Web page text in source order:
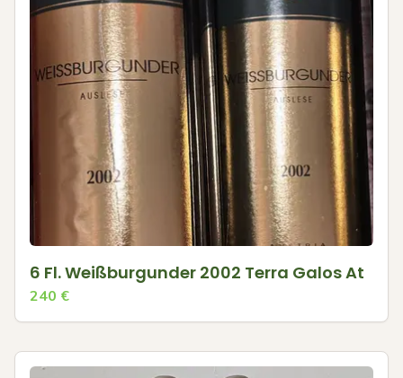
6 Fl. Weißburgunder 2002 Terra Galos At
240 €